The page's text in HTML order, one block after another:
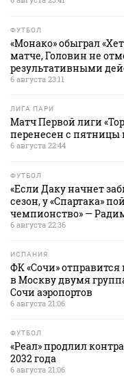
ФУТБОЛ
«Монако» обыграл
матче, Головин не
результативными
6 августа 23:11
ЛИГА ПАРИ
Матч Первой лиги
перенесен с пятницы
6 августа 22:44
ФУТБОЛ
«Если Даку начнет
сезон, у «Спартака»
чемпионство» —
6 августа 22:36
ИСПАНИЯ
ФК «Сочи»
в Москву двумя
Сочи аэропортов
6 августа 21:06
ФУТБОЛ
«Реал» продлил
2032 года
6 августа 21:06